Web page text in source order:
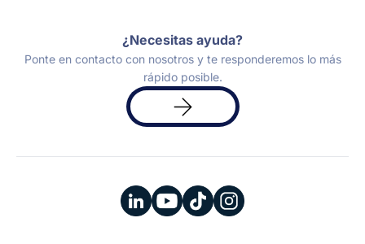
¿Necesitas ayuda?
Ponte en contacto con nosotros y te responderemos lo más
rápido posible.
Solicita
una
demo